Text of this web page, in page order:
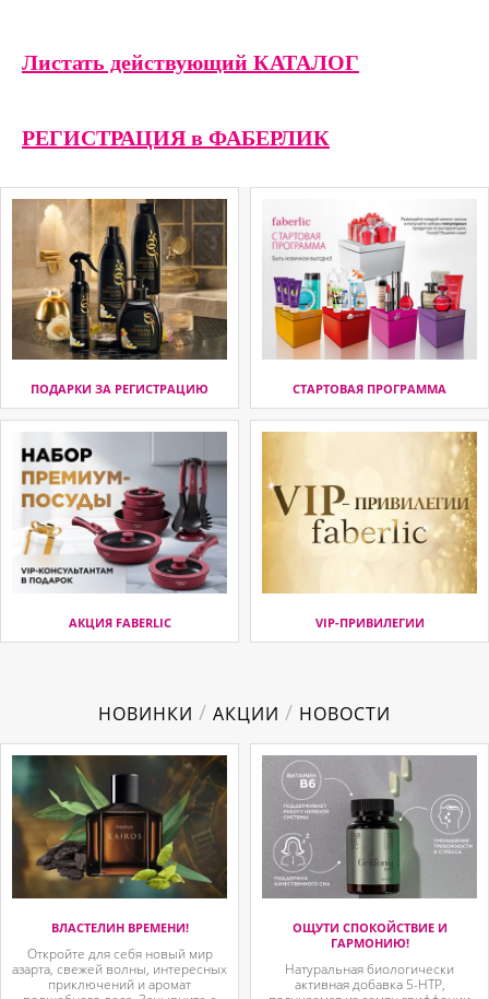
Листать действующий КАТАЛОГ
РЕГИСТРАЦИЯ в ФАБЕРЛИК
ПОДАРКИ ЗА РЕГИСТРАЦИЮ СТАРТОВАЯ ПРОГРАММА
АКЦИЯ FABERLIC VIP-ПРИВИЛЕГИИ
НОВИНКИ / АКЦИИ / НОВОСТИ
ВЛАСТЕЛИН ВРЕМЕНИ!
Откройте для себя новый мир
азарта, свежей волны, интересных
приключений и аромат
ОЩУТИ СПОКОЙСТВИЕ И
ГАРМОНИЮ!
Натуральная биологически
активная добавка 5-HTP,